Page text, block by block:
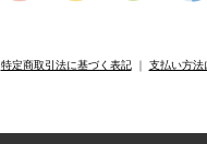
特定商取引法に基づく表記｜ 支払い方法